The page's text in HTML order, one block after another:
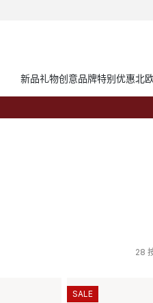
新品礼物创意品牌特别优惠北
28
SALE